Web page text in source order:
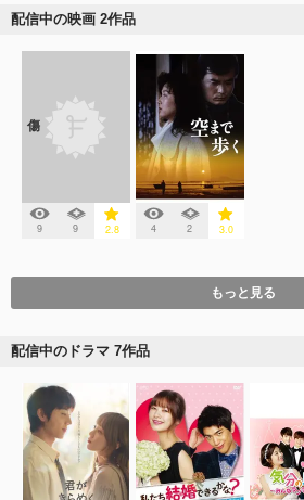
配信中の映画 2作品
傷
9 9 2.8 4 2 3.0
もっと見る
配信中のドラマ 7作品